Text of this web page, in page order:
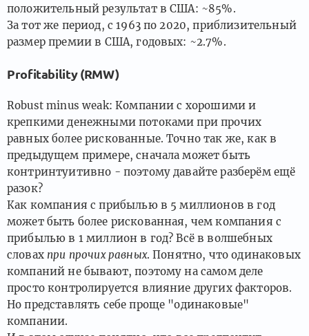
положительный результат в США: ~85%.
За тот же период, с 1963 по 2020, приблизительный
размер премии в США, годовых: ~2.7%.
Profitability (RMW)
Robust minus weak: Компании с хорошими и
крепкими денежными потоками при прочих
равных более рискованные. Точно так же, как в
предыдущем примере, сначала может быть
контринтуитивно - поэтому давайте разберём ещё
разок?
Как компания с прибылью в 5 миллионов в год
может быть более рискованная, чем компания с
прибылью в 1 миллион в год? Всё в волшебных
словах при прочих равных. Понятно, что одинаковых
компаний не бывают, поэтому на самом деле
просто контролируется влияние других факторов.
Но представлять себе проще "одинаковые"
компании.